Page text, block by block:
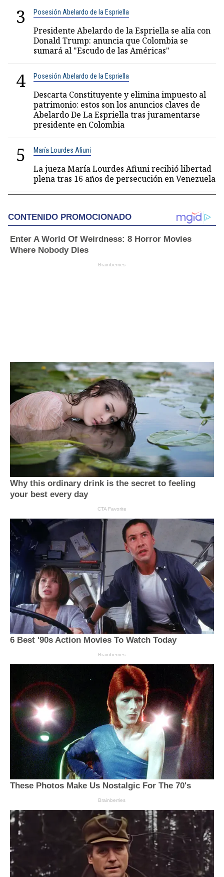
3 Posesión Abelardo de la Espriella
Presidente Abelardo de la Espriella se alía con
Donald Trump: anuncia que Colombia se
sumará al "Escudo de las Américas"
4 Posesión Abelardo de la Espriella
Descarta Constituyente y elimina impuesto al
patrimonio: estos son los anuncios claves de
Abelardo De La Espriella tras juramentarse
presidente en Colombia
5 María Lourdes Afiuni
La jueza María Lourdes Afiuni recibió libertad
plena tras 16 años de persecución en Venezuela